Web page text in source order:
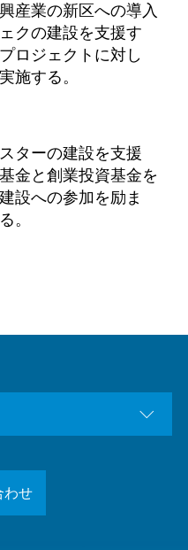
産業の新区への導入
クの建設を支援す
ロジェクトに対し
施する。
ターの建設を支援
金と創業投資基金を
設への参加を励ま
。

わせ